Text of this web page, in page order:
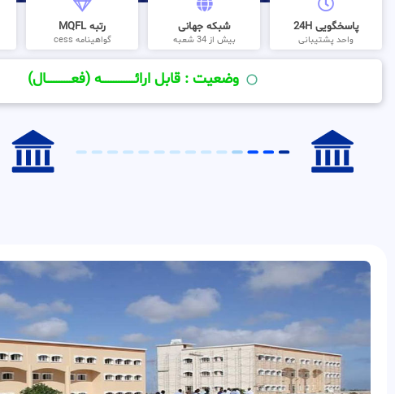
پاسخگویی 24H
واحد پشتیبانی
شبکه جهانی
بیش از 34 شعبه
رتبه MQFL
گواهینامه cess
وضعیت : قابل ارائــــــــــــــــــــه (فعـــــــــــــــال)